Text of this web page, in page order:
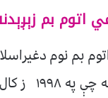
اتوم بم
بم نوم